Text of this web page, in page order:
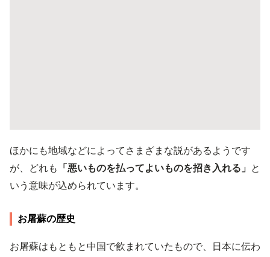
ほかにも地域などによってさまざまな説があるようです
が、どれも 「悪いものを払ってよいものを招き入れる」 と
いう意味が込められています。
お屠蘇の歴史
お屠蘇はもともと中国で飲まれていたもので、日本に伝わ